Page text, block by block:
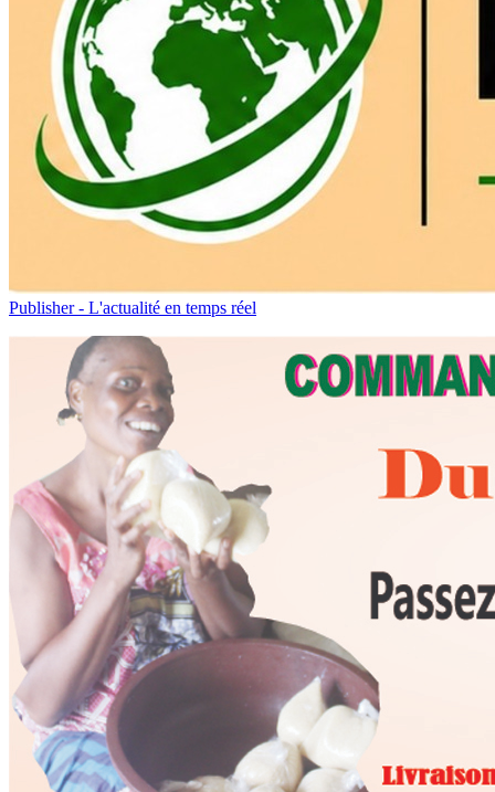
Publisher - L'actualité en temps réel